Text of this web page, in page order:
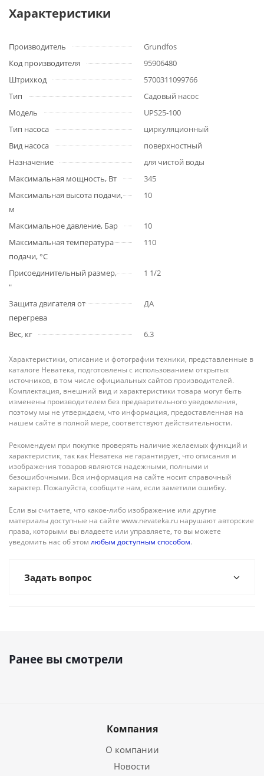
Характеристики
Производитель
Grundfos
Код производителя
95906480
Штрихкод
5700311099766
Тип
Садовый насос
Модель
UPS25-100
Тип насоса
циркуляционный
Вид насоса
поверхностный
Назначение
для чистой воды
Максимальная мощность, Вт
345
Максимальная высота подачи,
м
10
Максимальное давление, Бар
10
Максимальная температура
подачи, °С
110
Присоединительный размер,
"
1 1/2
Защита двигателя от
перегрева
ДА
Вес, кг 6.3
Характеристики, описание и фотографии техники, представленные в
каталоге Неватека, подготовлены с использованием открытых
источников, в том числе официальных сайтов производителей.
Комплектация, внешний вид и характеристики товара могут быть
изменены производителем без предварительного уведомления,
поэтому мы не утверждаем, что информация, предоставленная на
нашем сайте в полной мере, соответствуют действительности.
Рекомендуем при покупке проверять наличие желаемых функций и
характеристик, так как Неватека не гарантирует, что описания и
изображения товаров являются надежными, полными и
безошибочными. Вся информация на сайте носит справочный
характер. Пожалуйста, сообщите нам, если заметили ошибку.
Если вы считаете, что какое-либо изображение или другие
материалы доступные на сайте www.nevateka.ru нарушают авторские
права, которыми вы владеете или управляете, то вы можете
уведомить нас об этом любым доступным способом.
Задать вопрос
Ранее вы смотрели
Компания
О компании
Новости